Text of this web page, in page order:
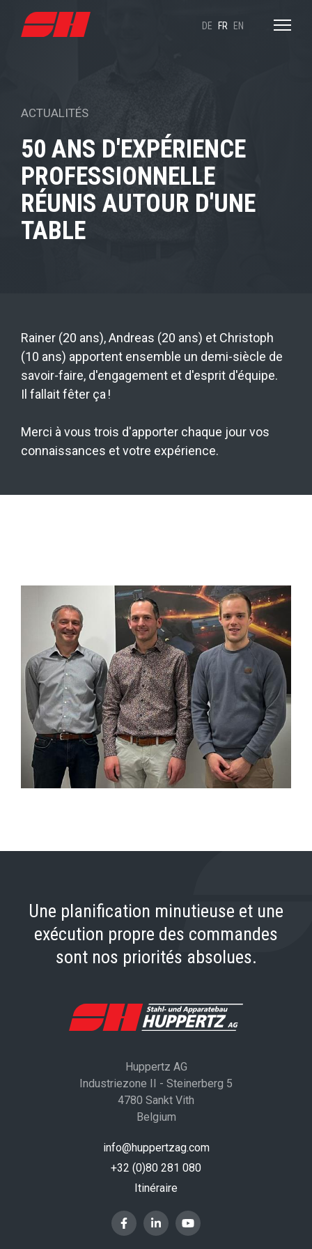
DE FR EN
ACTUALITÉS
50 ANS D'EXPÉRIENCE
PROFESSIONNELLE
RÉUNIS AUTOUR D'UNE
TABLE
Rainer (20 ans), Andreas (20 ans) et Christoph
(10 ans) apportent ensemble un demi-siècle de
savoir-faire, d'engagement et d'esprit d'équipe.
Il fallait fêter ça !
Merci à vous trois d'apporter chaque jour vos
connaissances et votre expérience.
Une planification minutieuse et une
exécution propre des commandes
sont nos priorités absolues.
Huppertz AG
Industriezone II - Steinerberg 5
4780 Sankt Vith
Belgium
info@huppertzag.com
+32 (0)80 281 080
Itinéraire